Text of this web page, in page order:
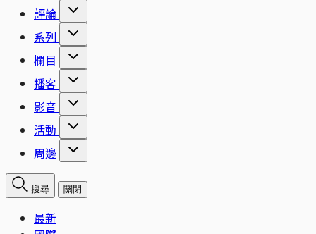
評論
系列
欄目
播客
影音
活動
周邊
搜尋 關閉
最新